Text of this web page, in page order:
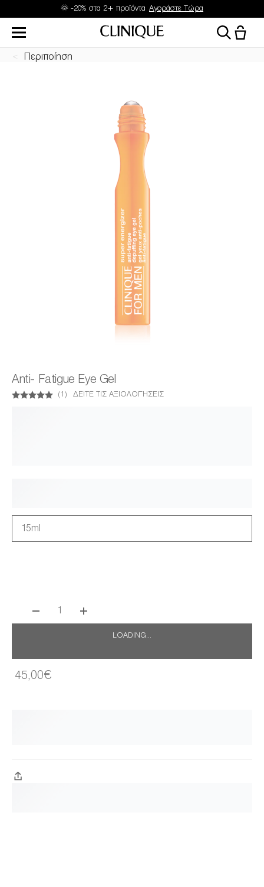
Δώρα με αγορές από 45 & 70€
Περιποίηση
Anti- Fatigue Eye Gel
( 1 ) ΔΕΊΤΕ ΤΙΣ ΑΞΙΟΛΟΓΉΣΕΙΣ
15ml
1
LOADING...
45,00€